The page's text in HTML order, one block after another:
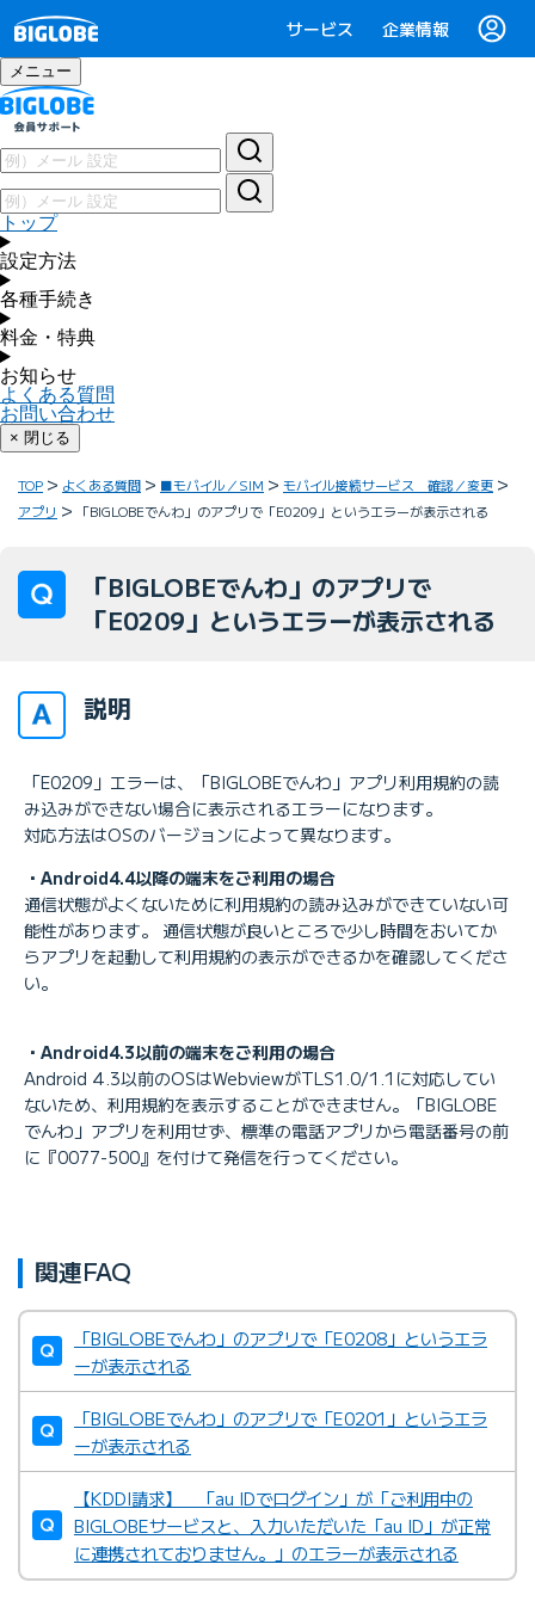
サービス 企業情報
メニュー
トップ
設定方法
各種手続き
料金・特典
お知らせ
よくある質問
お問い合わせ
× 閉じる
TOP よくある質問 ■モバイル／SIM
モバイル接続サービス 確認／変更
アプリ
「BIGLOBEでんわ」のアプリで「E0209」というエラーが表示される
「BIGLOBEでんわ」のアプリで
「E0209」というエラーが表示される
説明
「E0209」エラーは、「BIGLOBEでんわ」アプリ利用規約の読
み込みができない場合に表示されるエラーになります。
対応方法はOSのバージョンによって異なります。
・Android4.4以降の端末をご利用の場合
通信状態がよくないために利用規約の読み込みができていない可
能性があります。 通信状態が良いところで少し時間をおいてか
らアプリを起動して利用規約の表示ができるかを確認してくださ
い。
・Android4.3以前の端末をご利用の場合
Android 4.3以前のOSはWebviewがTLS1.0/1.1に対応してい
ないため、利用規約を表示することができません。「BIGLOBE
でんわ」アプリを利用せず、標準の電話アプリから電話番号の前
に『0077-500』を付けて発信を行ってください。
関連FAQ
「BIGLOBEでんわ」のアプリで「E0208」というエラ
ーが表示される
「BIGLOBEでんわ」のアプリで「E0201」というエラ
ーが表示される
【KDDI請求】 「au IDでログイン」が「ご利用中の
BIGLOBEサービスと、入力いただいた「au ID」が正常
に連携されておりません。」のエラーが表示される